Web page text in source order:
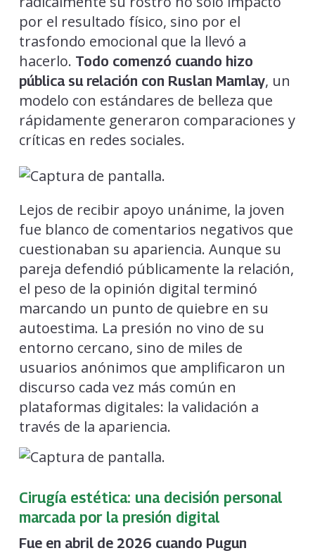
por el resultado físico, sino por el
trasfondo emocional que la llevó a
hacerlo. Todo comenzó cuando hizo
pública su relación con Ruslan Mamlay, un
modelo con estándares de belleza que
rápidamente generaron comparaciones y
críticas en redes sociales.
Lejos de recibir apoyo unánime, la joven
fue blanco de comentarios negativos que
cuestionaban su apariencia. Aunque su
pareja defendió públicamente la relación,
el peso de la opinión digital terminó
marcando un punto de quiebre en su
autoestima. La presión no vino de su
entorno cercano, sino de miles de
usuarios anónimos que amplificaron un
discurso cada vez más común en
plataformas digitales: la validación a
través de la apariencia.
Cirugía estética: una decisión personal
marcada por la presión digital
Fue en abril de 2026 cuando Pugun